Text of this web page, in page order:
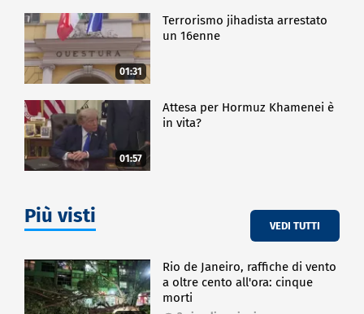
01:31
Terrorismo jihadista arrestato
un 16enne
01:57
Attesa per Hormuz Khamenei è
in vita?
Più visti VEDI TUTTI
Rio de Janeiro, raffiche di vento
a oltre cento all'ora: cinque
morti